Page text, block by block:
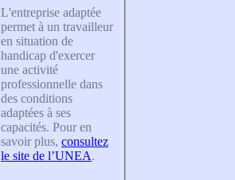
L'entreprise adaptée
permet à un travailleur
en situation de
handicap d'exercer
une activité
professionnelle dans
des conditions
adaptées à ses
capacités. Pour en
savoir plus, consultez
le site de l’UNEA.